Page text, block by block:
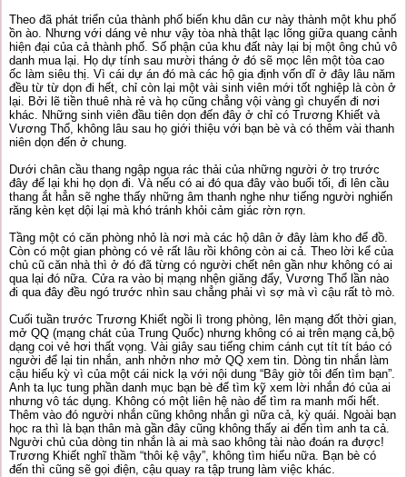
Theo đã phát triển của thành phố biến khu dân cư này thành một khu phố
ồn ào. Nhưng với dáng vẻ như vậy tòa nhà thật lạc lõng giữa quang cảnh
hiện đại của cả thành phố. Số phận của khu đất này lại bị một ông chủ vô
danh mua lại. Họ dự tính sau mười tháng ở đó sẽ mọc lên một tòa cao
ốc làm siêu thị. Vì cái dự án đó mà các hộ gia định vốn dĩ ở đây lâu năm
đều từ từ dọn đi hết, chỉ còn lại một vài sinh viên mới tốt nghiệp là còn ở
lại. Bởi lẽ tiền thuê nhà rẻ và họ cũng chẳng vội vàng gì chuyển đi nơi
khác. Những sinh viên đầu tiên dọn đến đây ở chỉ có Trương Khiết và
Vương Thổ, không lâu sau họ giới thiệu với bạn bè và có thêm vài thanh
niên dọn đến ở chung.
Dưới chân cầu thang ngập ngụa rác thải của những người ở trọ trước
đây để lại khi họ dọn đi. Và nếu có ai đó qua đây vào buổi tối, đi lên cầu
thang ắt hẳn sẽ nghe thấy những âm thanh nghe như tiếng người nghiến
răng kèn kẹt dội lại mà khó tránh khỏi cảm giác rờn rợn.
Tầng một có căn phòng nhỏ là nơi mà các hộ dân ở đây làm kho để đồ.
Còn có một gian phòng có vẻ rất lâu rồi không còn ai cả. Theo lời kể của
chủ cũ căn nhà thì ở đó đã từng có người chết nên gần như không có ai
qua lại đó nữa. Cửa ra vào bị mạng nhện giăng đẩy, Vương Thổ lần nào
đi qua đây đều ngó trước nhìn sau chẳng phải vì sợ mà vì cậu rất tò mò.
Cuối tuần trước Trương Khiết ngồi lì trong phòng, lên mạng đốt thời gian,
mở QQ (mạng chát của Trung Quốc) nhưng không có ai trên mạng cả,bộ
dạng coi vẻ hơi thất vọng. Vài giây sau tiếng chim cánh cụt tít tít báo có
người để lại tin nhắn, anh nhởn nhơ mở QQ xem tin. Dòng tin nhắn làm
cậu hiếu kỳ vì của một cái nick lạ với nội dung “Bây giờ tôi đến tìm bạn”.
Anh ta lục tung phần danh mục bạn bè để tìm kỹ xem lời nhắn đó của ai
nhưng vô tác dụng. Không có một liên hệ nào để tìm ra manh mối hết.
Thêm vào đó người nhắn cũng không nhắn gì nữa cả, kỳ quái. Ngoài bạn
học ra thì là bạn thân mà gần đây cũng không thấy ai đến tìm anh ta cả.
Người chủ của dòng tin nhắn là ai mà sao không tài nào đoán ra được!
Trương Khiết nghĩ thầm “thôi kệ vậy”, không tìm hiểu nữa. Bạn bè có
đến thì cũng sẽ gọi điện, cậu quay ra tập trung làm việc khác.